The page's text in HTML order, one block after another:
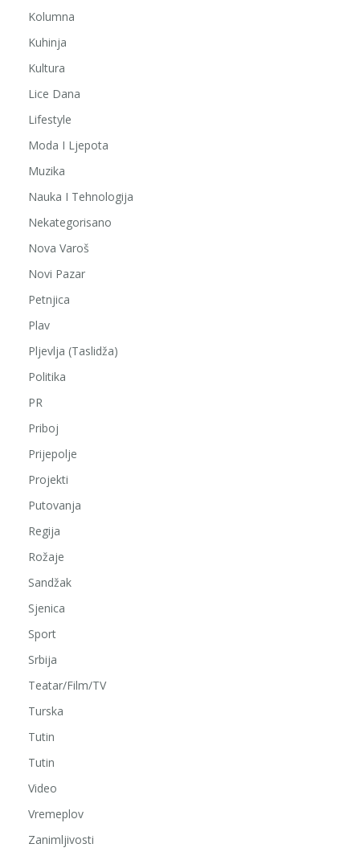
Kolumna
Kuhinja
Kultura
Lice Dana
Lifestyle
Moda I Ljepota
Muzika
Nauka I Tehnologija
Nekategorisano
Nova Varoš
Novi Pazar
Petnjica
Plav
Pljevlja (Taslidža)
Politika
PR
Priboj
Prijepolje
Projekti
Putovanja
Regija
Rožaje
Sandžak
Sjenica
Sport
Srbija
Teatar/Film/TV
Turska
Tutin
Tutin
Video
Vremeplov
Zanimljivosti